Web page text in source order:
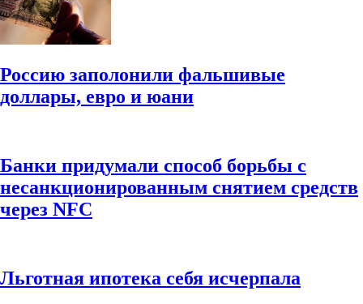
Россию заполонили фальшивые
доллары, евро и юани
Банки придумали способ борьбы с
несанкционированным снятием средств
через NFC
Льготная ипотека себя исчерпала